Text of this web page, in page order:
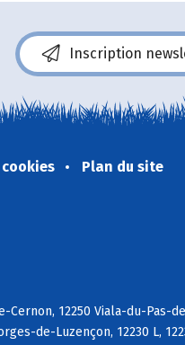
Inscription
Plan du site
12250 Viala-du-Pas-
de-Luzençon, 12230 L,